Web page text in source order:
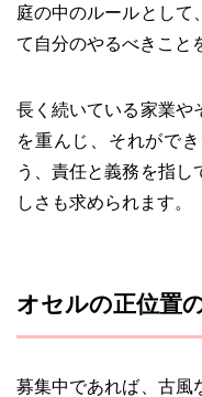
庭の中のルールとして
て自分のやるべきこと
長く続いている家業や
を重んじ、それがで
う、責任と義務を指し
しさも求められます。
オセルの正位置
募集中であれば、古風